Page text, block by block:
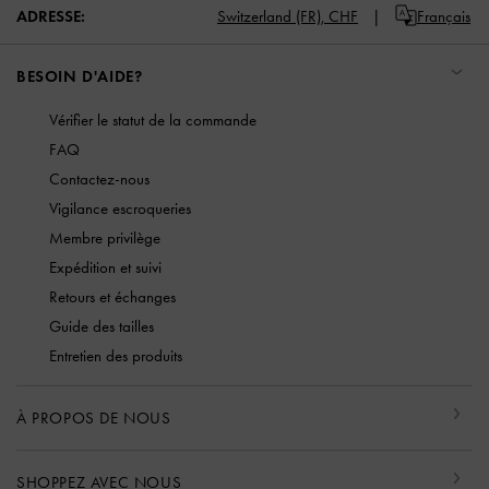
ADRESSE: Switzerland (FR), CHF Français
BESOIN D'AIDE?
Vérifier le statut de la commande
FAQ
Contactez-nous
Vigilance escroqueries
Membre privilège
Expédition et suivi
Retours et échanges
Guide des tailles
Entretien des produits
À PROPOS DE NOUS
SHOPPEZ AVEC NOUS